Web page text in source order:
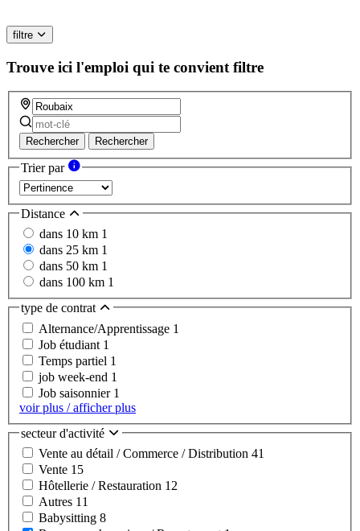
filtre
Trouve ici l'emploi qui te convient filtre
Rechercher Rechercher
Trier par
Distance
dans 10 km 1
dans 25 km 1
dans 50 km 1
dans 100 km 1
type de contrat
Alternance/Apprentissage 1
Job étudiant 1
Temps partiel 1
job week-end 1
Job saisonnier 1
voir plus / afficher plus
secteur d'activité
Vente au détail / Commerce / Distribution 41
Vente 15
Hôtellerie / Restauration 12
Autres 11
Babysitting 8